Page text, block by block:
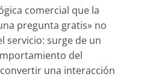
comercial que la
pregunta gratis» no
servicio: surge de un
del
una interacción